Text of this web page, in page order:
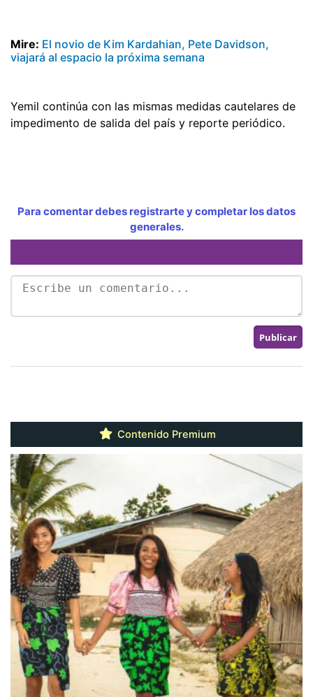
Mire: El novio de Kim Kardahian, Pete Davidson,
viajará al espacio la próxima semana
Yemil continúa con las mismas medidas cautelares de
impedimento de salida del país y reporte periódico.
Para comentar debes registrarte y completar los datos
generales.
Contenido Premium